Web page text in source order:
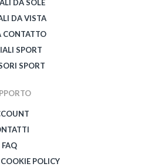
DA SOLE
DA VISTA
CONTATTO
SPORT
SPORT
FAQ
POLICY